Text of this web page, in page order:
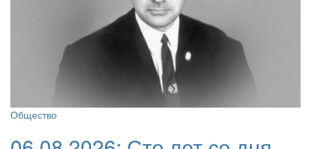
Общество